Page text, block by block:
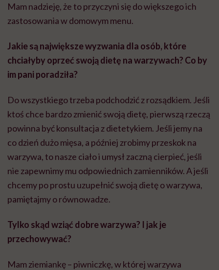
Mam nadzieję, że to przyczyni się do większego ich
zastosowania w domowym menu.
Jakie są największe wyzwania dla osób, które
chciałyby oprzeć swoją dietę na warzywach? Co by
im pani poradziła?
Do wszystkiego trzeba podchodzić z rozsądkiem. Jeśli
ktoś chce bardzo zmienić swoją dietę, pierwszą rzeczą
powinna być konsultacja z dietetykiem. Jeśli jemy na
co dzień dużo mięsa, a później zrobimy przeskok na
warzywa, to nasze ciało i umysł zaczną cierpieć, jeśli
nie zapewnimy mu odpowiednich zamienników. A jeśli
chcemy po prostu uzupełnić swoją dietę o warzywa,
pamiętajmy o równowadze.
Tylko skąd wziąć dobre warzywa? I jak je
przechowywać?
Mam ziemiankę – piwniczkę, w której warzywa